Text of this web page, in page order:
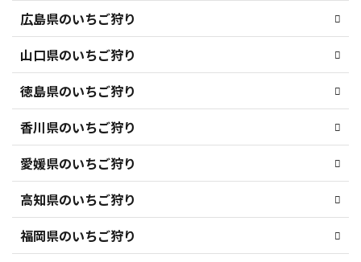
広島県のいちご狩り
山口県のいちご狩り
徳島県のいちご狩り
香川県のいちご狩り
愛媛県のいちご狩り
高知県のいちご狩り
福岡県のいちご狩り